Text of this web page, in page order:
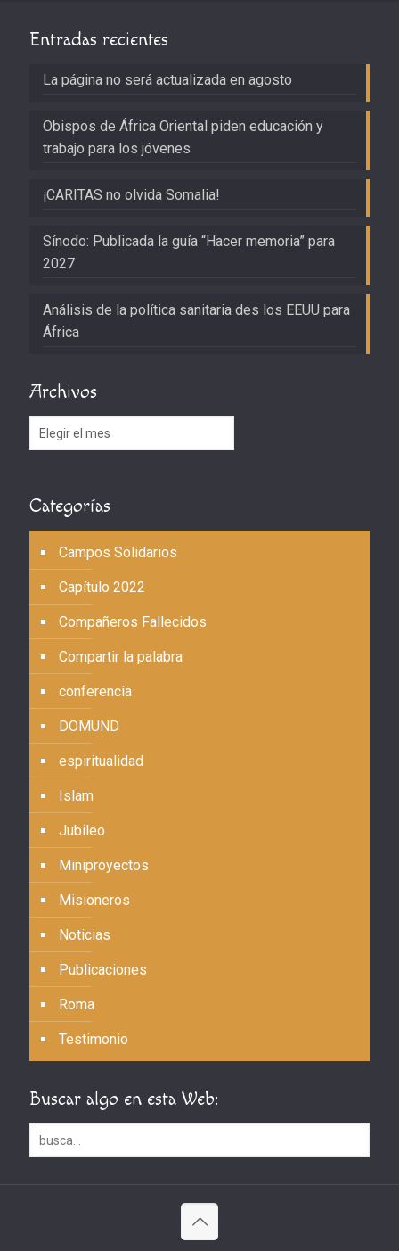
Entradas recientes
La página no será actualizada en agosto
Obispos de África Oriental piden educación y
trabajo para los jóvenes
¡CARITAS no olvida Somalia!
Sínodo: Publicada la guía “Hacer memoria” para
2027
Análisis de la política sanitaria des los EEUU para
África
Archivos
Archivos
Categorías
Campos Solidarios
Capítulo 2022
Compañeros Fallecidos
Compartir la palabra
conferencia
DOMUND
espiritualidad
Islam
Jubileo
Miniproyectos
Misioneros
Noticias
Publicaciones
Roma
Testimonio
Buscar algo en esta Web: